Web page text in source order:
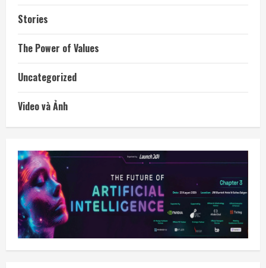
Stories
The Power of Values
Uncategorized
Video và Ảnh